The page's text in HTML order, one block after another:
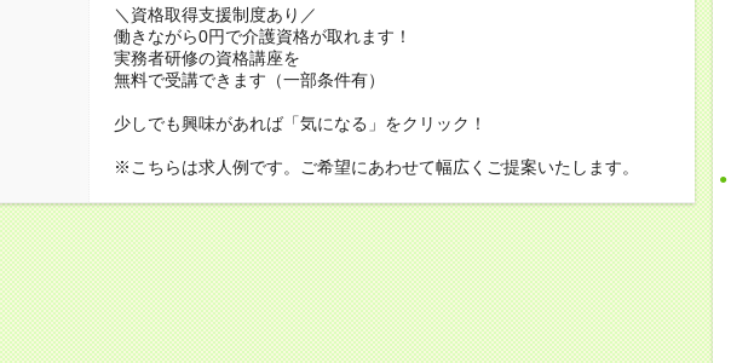
＼資格取得支援制度あり／
働きながら0円で介護資格が取れます！
実務者研修の資格講座を
無料で受講できます（一部条件有）
少しでも興味があれば「気になる」をクリック！
※こちらは求人例です。ご希望にあわせて幅広くご提案いたします。